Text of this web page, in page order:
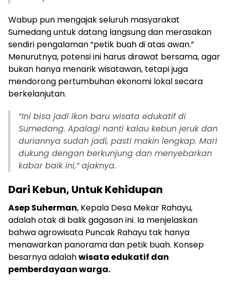
Wabup pun mengajak seluruh masyarakat
Sumedang untuk datang langsung dan merasakan
sendiri pengalaman “petik buah di atas awan.”
Menurutnya, potensi ini harus dirawat bersama, agar
bukan hanya menarik wisatawan, tetapi juga
mendorong pertumbuhan ekonomi lokal secara
berkelanjutan.
“Ini bisa jadi ikon baru wisata edukatif di
Sumedang. Apalagi nanti kalau kebun jeruk dan
duriannya sudah jadi, pasti makin lengkap. Mari
dukung dengan berkunjung dan menyebarkan
kabar baik ini,” ajaknya.
Dari Kebun, Untuk Kehidupan
Asep Suherman, Kepala Desa Mekar Rahayu,
adalah otak di balik gagasan ini. Ia menjelaskan
bahwa agrowisata Puncak Rahayu tak hanya
menawarkan panorama dan petik buah. Konsep
besarnya adalahwisata edukatif dan
pemberdayaan warga.